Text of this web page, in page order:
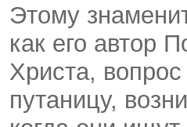
Этому
как его автор
Христа,
путаницу,